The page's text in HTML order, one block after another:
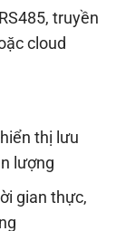
truyền
cloud
thị lưu
lượng
gian thực,